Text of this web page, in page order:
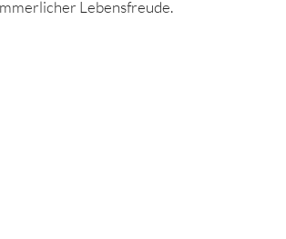
Lebensfreude.